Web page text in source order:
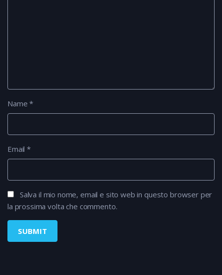
Name*
Email*
Salva il mio nome, email e sito web in questo browser per
la prossima volta che commento.